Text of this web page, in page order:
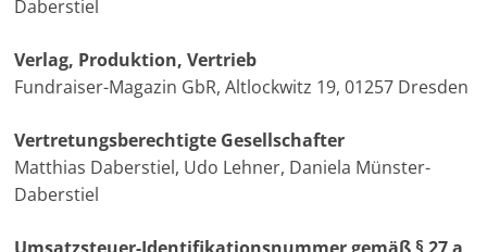
a
z
n
f
Daberstiel
Verlag, Produktion, Vertrieb
Fundraiser-Magazin GbR, Altlockwitz 19, 01257 Dresden
Vertretungsberechtigte Gesellschafter
Matthias Daberstiel, Udo Lehner, Daniela Münster-
Daberstiel